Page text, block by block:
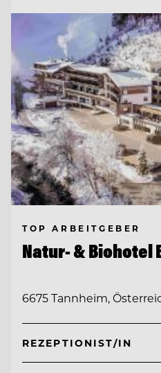
TOP ARBEITGEBER
Natur- & Biohotel
6675 Tannheim,
REZEPTIONIST/IN